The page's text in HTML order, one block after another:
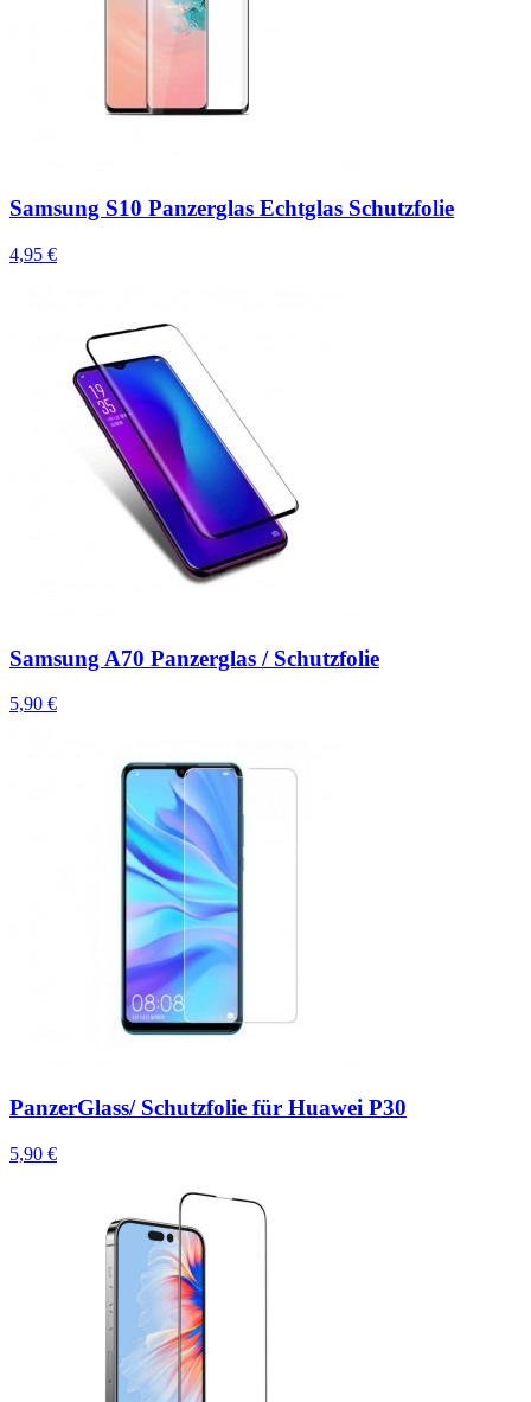
Samsung S10 Panzerglas Echtglas Schutzfolie
4,95 €
Samsung A70 Panzerglas / Schutzfolie
5,90 €
PanzerGlass/ Schutzfolie für Huawei P30
5,90 €